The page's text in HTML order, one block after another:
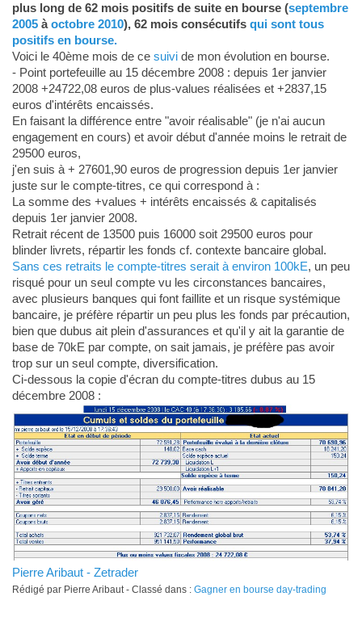
plus long de 62 mois positifs de suite en bourse (septembre
2005àoctobre 2010), 62 mois consécutifs qui sont tous
positifs en bourse.
Voici le 40ème mois de ce suivide mon évolution en bourse.
- Point portefeuille au 15 décembre 2008 : depuis 1er janvier
2008 +24722,08 euros de plus-values réalisées et +2837,15
euros d'intérêts encaissés.
En faisant la différence entre "avoir réalisable" (je n'ai aucun
engagement en cours) et avoir début d'année moins le retrait de
29500 euros,
j'en suis à + 27601,90 euros de progression depuis 1er janvier
juste sur le compte-titres, ce qui correspond à :
La somme des +values + intérêts encaissés & capitalisés
depuis 1er janvier 2008.
Retrait récent de 13500 puis 16000 soit 29500 euros pour
blinder livrets, répartir les fonds cf. contexte bancaire global.
Sans ces retraits le compte-titres serait à environ 100kE, un peu
risqué pour un seul compte vu les circonstances bancaires,
avec plusieurs banques qui font faillite et un risque systémique
bancaire, je préfère répartir un peu plus les fonds par précaution,
bien que dubus ait plein d'assurances et qu'il y ait la garantie de
base de 70kE par compte, on sait jamais, je préfère pas avoir
trop sur un seul compte, diversification.
Ci-dessous la copie d'écran du compte-titres dubus au 15
décembre 2008 :
Pierre Aribaut - Zetrader
Rédigé par Pierre Aribaut - Classé dans : Gagner en bourse day-trading